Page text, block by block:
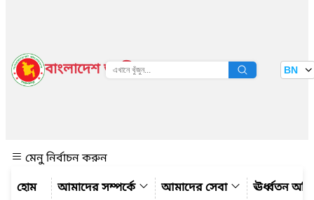
বাংলাদেশ জাতীয় তথ্য বাতায়ন BN
মেনু নির্বাচন করুন
আমাদের সম্পর্কে
আমাদের সেবা ঊর্ধ্বতন